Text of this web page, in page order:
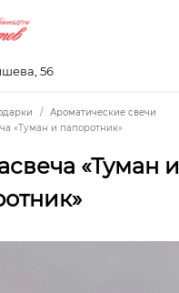
56
Ароматические свечи
«Туман и папоротник»
«Туман и